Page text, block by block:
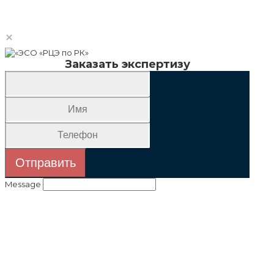
×
Заказать экспертизу
Отправить
Message